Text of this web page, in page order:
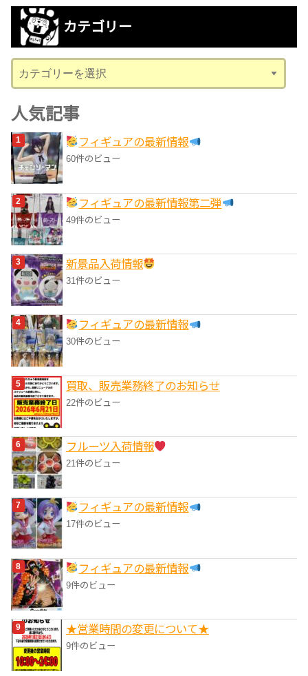
カ
ブ
カテゴリー
テ
ゴ
リ
ー
人気記事
フィギュアの最新情報
60件のビュー
フィギュアの最新情報第二弾
49件のビュー
‎新景品入荷情報
31件のビュー
フィギュアの最新情報
30件のビュー
買取、販売業務終了のお知らせ
22件のビュー
フルーツ入荷情報
21件のビュー
フィギュアの最新情報
17件のビュー
フィギュアの最新情報
9件のビュー
★営業時間の変更について★
9件のビュー